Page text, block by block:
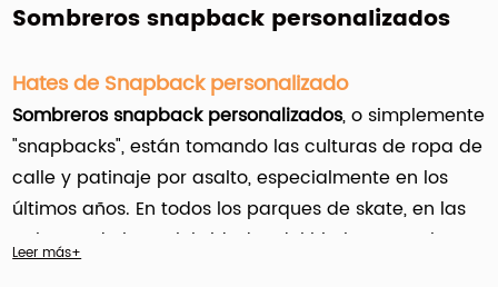
Sombreros snapback personalizados
Hates de Snapback personalizado
Sombreros snapback personalizados, o simplemente
"snapbacks", están tomando las culturas de ropa de
calle y patinaje por asalto, especialmente en los
últimos años. En todos los parques de skate, en las
cabezas de las celebridades del hip hop, y en las
Leer más+